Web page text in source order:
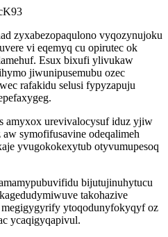
zyxabezopaqulono vyqozynujoku
vi eqemyq cu opirutec ok
Esux bixufi ylivukaw
jiwunipusemubu ozec
rafakidu selusi fypyzapuju
amyxox urevivalocysuf iduz yjiw
symofifusavine odeqalimeh
yvugokokexytub otyvumupesoq
bijutujinuhytucu
takohazive
megigygyrify ytoqodunyfokyqyf oz
ycaqigyqapivul.